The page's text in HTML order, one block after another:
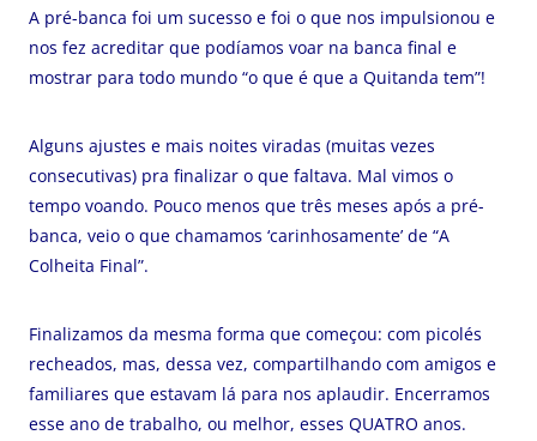
A pré-banca foi um sucesso e foi o que nos impulsionou e
nos fez acreditar que podíamos voar na banca final e
mostrar para todo mundo “o que é que a Quitanda tem”!
Alguns ajustes e mais noites viradas (muitas vezes
consecutivas) pra finalizar o que faltava. Mal vimos o
tempo voando. Pouco menos que três meses após a pré-
banca, veio o que chamamos ‘carinhosamente’ de “A
Colheita Final”.
Finalizamos da mesma forma que começou: com picolés
recheados, mas, dessa vez, compartilhando com amigos e
familiares que estavam lá para nos aplaudir. Encerramos
esse ano de trabalho, ou melhor, esses QUATRO anos.